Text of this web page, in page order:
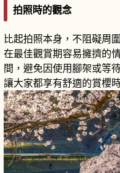
拍照時的觀念
比起拍照本身，不阻礙周
在最佳觀賞期容易擁擠的
間，避免因使用腳架或等
讓大家都享有舒適的賞櫻